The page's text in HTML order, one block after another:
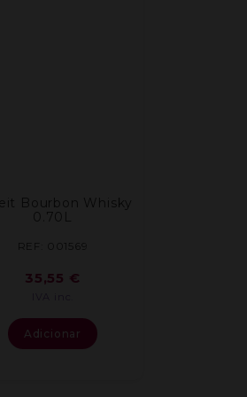
Bourbon Whisky
0.70L
REF: 001569
35,55 €
Adicionar